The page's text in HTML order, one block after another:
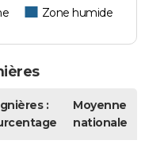
Zone humide
:
Moyenne
nationale